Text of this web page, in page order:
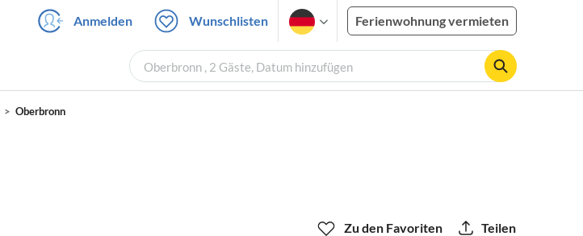
Anmelden Wunschlisten Ferienwohnung vermieten
Oberbronn , 2 Gäste, Datum hinzufügen
Oberbronn
Zu den Favoriten Teilen